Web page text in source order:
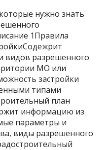
нужно знать
1Правила
видов разрешенного
МО или
застройки
типами
план
информацию из
параметры и
виды разрешенного